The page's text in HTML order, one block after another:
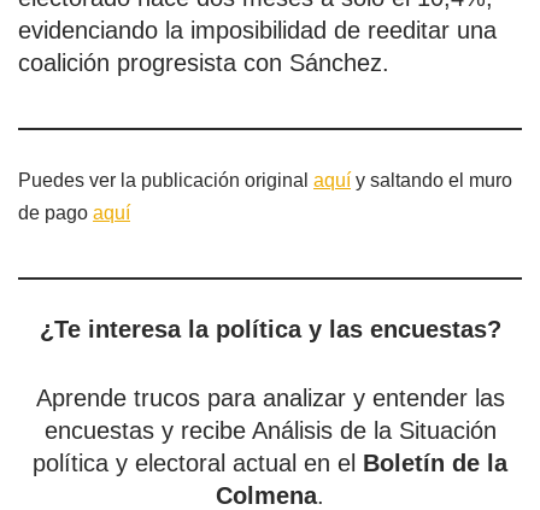
evidenciando la imposibilidad de reeditar una
coalición progresista con Sánchez.
Puedes ver la publicación original aquí y saltando el muro
de pago aquí
¿Te interesa la política y las encuestas?
Aprende trucos para analizar y entender las
encuestas y recibe Análisis de la Situación
política y electoral actual en el Boletín de la
Colmena.